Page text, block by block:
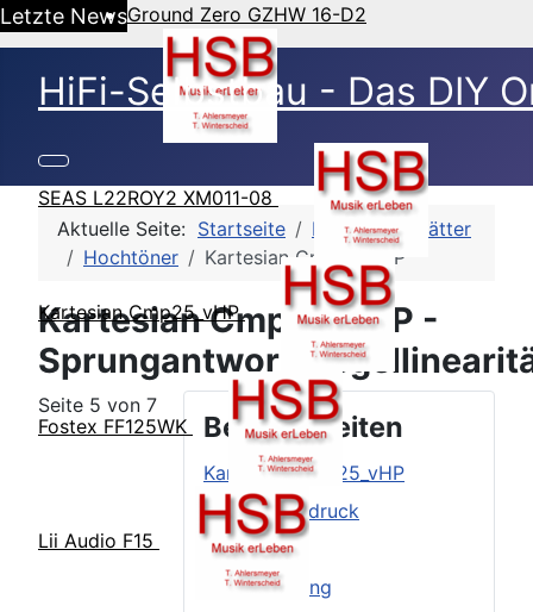
Letzte NewsGround Zero GZHW 16-D2
SEAS L22ROY2 XM011-08
Kartesian Cmp25_vHP
Fostex FF125WK
Lii Audio F15
HiFi-Selbstbau - Das DIY
Aktuelle Seite: Startseite
HSB-Datenblätter
Hochtöner
Kartesian Cmp25_vHP
Kartesian Cmp25_vHP -
Sprungantwort/
Beitragsseiten
Kartesian Cmp25_vHP
Äußerer Eindruck
TSP
Frequenzgang
Seite 5 von 7